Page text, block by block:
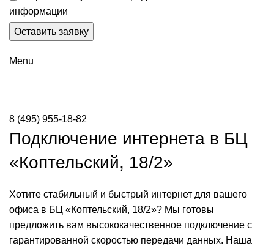
информации
Menu
8 (495) 955-18-82
Подключение интернета в БЦ
«Коптельский, 18/2»
Хотите стабильный и быстрый интернет для вашего
офиса в БЦ «Коптельский, 18/2»? Мы готовы
предложить вам высококачественное подключение с
гарантированной скоростью передачи данных. Наша